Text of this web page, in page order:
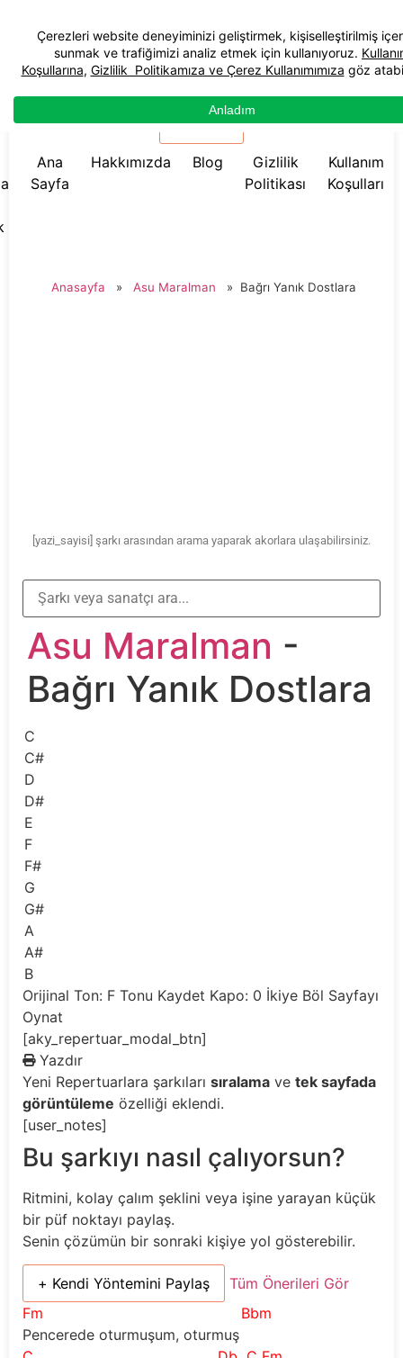
☰ Menü
Ana
Sayfa
Hakkımızda Blog
Gizlilik
Politikası
Kullanım
Koşulları
Anasayfa » Asu Maralman » Bağrı Yanık Dostlara
[yazi_sayisi] şarkı arasından arama yaparak akorlara ulaşabilirsiniz.
Asu Maralman -
Bağrı Yanık Dostlara
C
C#
D
D#
E
F
F#
G
G#
A
A#
B
Orijinal Ton: F Tonu Kaydet Kapo: 0 İkiye Böl Sayfayı
Oynat
[aky_repertuar_modal_btn]
Yazdır
Yeni Repertuarlara şarkıları sıralama ve tek sayfada
görüntüleme özelliği eklendi.
[user_notes]
Bu şarkıyı nasıl çalıyorsun?
Ritmini, kolay çalım şeklini veya işine yarayan küçük
bir püf noktayı paylaş.
Senin çözümün bir sonraki kişiye yol gösterebilir.
+ Kendi Yöntemini Paylaş
Tüm Önerileri Gör
Fm
Bbm
Pencerede oturmuşum, oturmuş